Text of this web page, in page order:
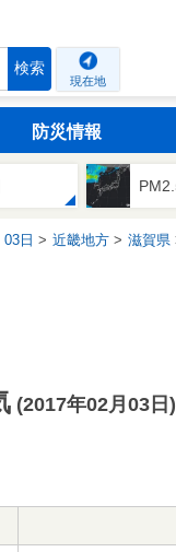
検索
現在地
防災情報
03日 近畿地方 滋賀県
(2017年02月03日)